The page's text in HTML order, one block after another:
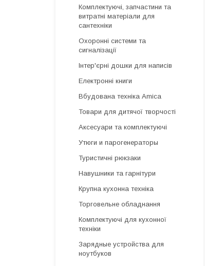
Комплектуючі, запчастини та
витратні матеріали для
сантехніки
Охоронні системи та
сигналізації
Інтер'єрні дошки для написів
Електронні книги
Вбудована техніка Amica
Товари для дитячої творчості
Аксесуари та комплектуючі
Утюги и парогенераторы
Туристичні рюкзаки
Навушники та гарнітури
Крупна кухонна техніка
Торговельне обладнання
Комплектуючі для кухонної
техніки
Зарядные устройства для
ноутбуков